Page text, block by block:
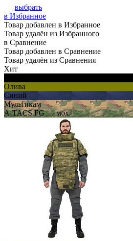
выбрать
в Избранное
Товар добавлен в Избранное
Товар удалён из Избранного
в Сравнение
Товар добавлен в Сравнение
Товар удалён из Сравнения
Хит
Олива
Синий
Мультикам
A-TACS FG — мох